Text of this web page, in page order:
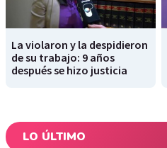
La violaron y la despidieron
de su trabajo: 9 años
después se hizo justicia
LO ÚLTIMO